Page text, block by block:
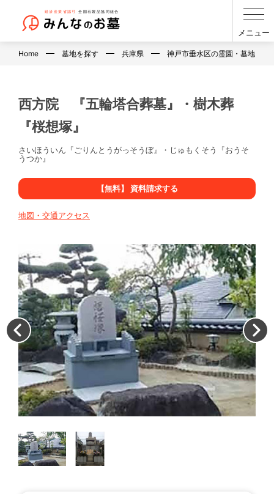
メニュー
Home 墓地を探す 兵庫県 神戸市垂水区の霊園・墓地・お
西方院 『五輪塔合葬墓』・樹木葬
『桜想塚』
さいほういん『ごりんとうがっそうぼ』・じゅもくそう『おうそ
うつか』
【無料】 資料請求する
地図・交通アクセス